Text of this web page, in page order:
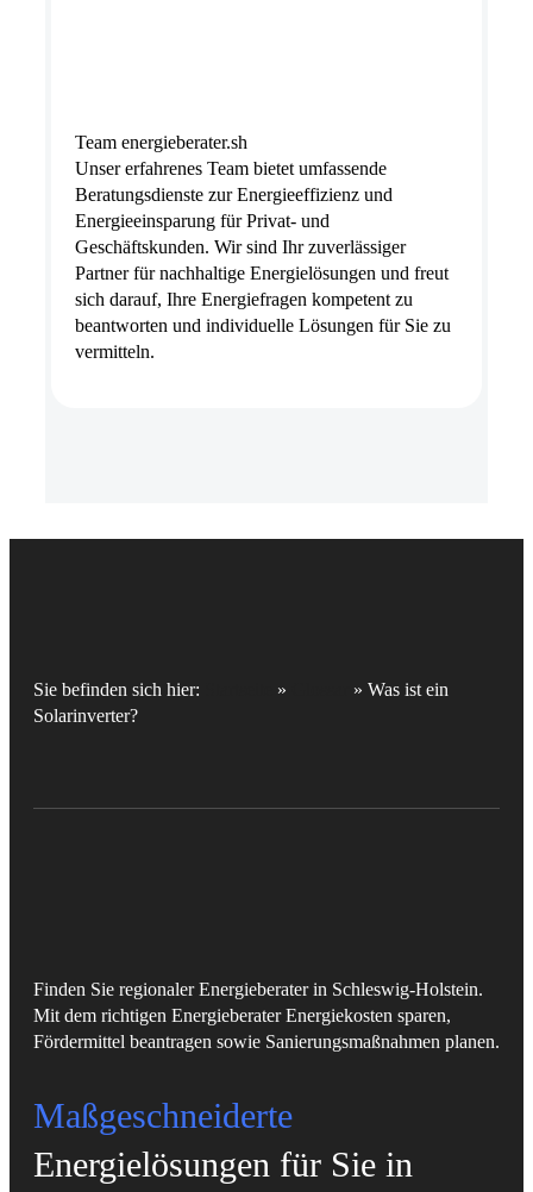
Team energieberater.sh
Unser erfahrenes Team bietet umfassende
Beratungsdienste zur Energieeffizienz und
Energieeinsparung für Privat- und
Geschäftskunden. Wir sind Ihr zuverlässiger
Partner für nachhaltige Energielösungen und freut
sich darauf, Ihre Energiefragen kompetent zu
beantworten und individuelle Lösungen für Sie zu
vermitteln.
Sie befinden sich hier: » » Was ist ein
Solarinverter?
Finden Sie regionaler Energieberater in Schleswig-Holstein.
Mit dem richtigen Energieberater Energiekosten sparen,
Fördermittel beantragen sowie Sanierungsmaßnahmen planen.
Maßgeschneiderte
Energielösungen für Sie in